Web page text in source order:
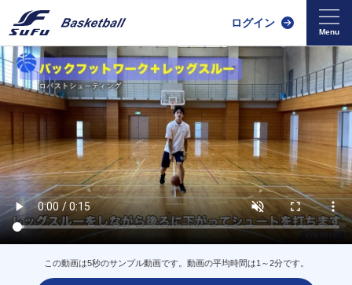
ログイン
この動画は5秒のサンプル動画です。動画の平均時間は1～2分です。